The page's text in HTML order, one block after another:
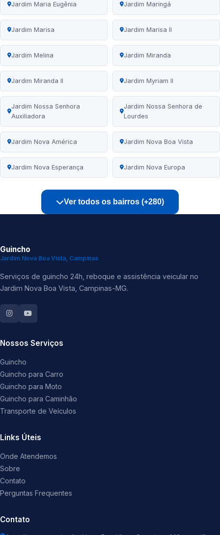
Jardim Maria Eugênia Jardim Maringá
Jardim Marisa Jardim Marisa II
Jardim Melina Jardim Miranda
Jardim Miranda II Jardim Myriam II
Jardim Nossa Senhora
Auxiliadora
Jardim Nossa Senhora de
Lourdes
Jardim Nova América Jardim Nova Boa Vista
Jardim Nova Esperança Jardim Nova Europa
Ver todos os bairros (+280)
Guincho
Jardim Nova Boa Vista, Campinas
Serviços de guincho 24h, reboque e assistência veicular no
Jardim Nova Boa Vista, Campinas-MG.
Nossos Serviços
Guincho
Guincho para Carro
Guincho para Moto
Guincho para Caminhão
Transporte de Veículos
Links Úteis
Onde Atendemos
Sobre
Contato
Perguntas Frequentes
Contato